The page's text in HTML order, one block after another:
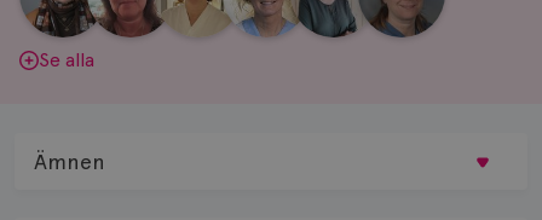
JohnssonAnderssonKillanderBäcklundEdegran Andersson
Se alla
Ämnen